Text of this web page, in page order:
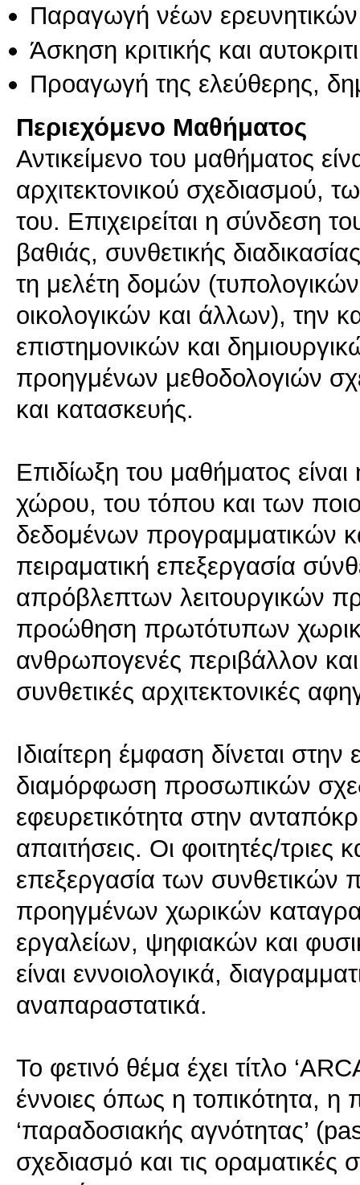
Παραγωγή νέων
Άσκηση κριτικής και
Προαγωγή της ελεύθερης,
Περιεχόμενο Μαθήματος
Αντικείμενο του μαθήματος
αρχιτεκτονικού σχεδιασμού,
του. Επιχειρείται η σύνδεση
βαθιάς, συνθετικής
τη μελέτη δομών
οικολογικών και άλλων), την
επιστημονικών και
προηγμένων μεθοδολογιών
και κατασκευής.
Επιδίωξη του μαθήματος
χώρου, του τόπου και των
δεδομένων προγραμματικών
πειραματική επεξεργασία
απρόβλεπτων λειτουργικών
προώθηση πρωτότυπων
ανθρωπογενές περιβάλλον
συνθετικές αρχιτεκτονικές
Ιδιαίτερη έμφαση δίνεται
διαμόρφωση προσωπικών
εφευρετικότητα στην
απαιτήσεις. Οι φοιτητές/
επεξεργασία των
προηγμένων χωρικών
εργαλείων, ψηφιακών και
είναι εννοιολογικά,
αναπαραστατικά.
Το φετινό θέμα έχει τίτλο
έννοιες όπως η τοπικότητα, η
‘παραδοσιακής αγνότητας’
σχεδιασμό και τις οραματικές